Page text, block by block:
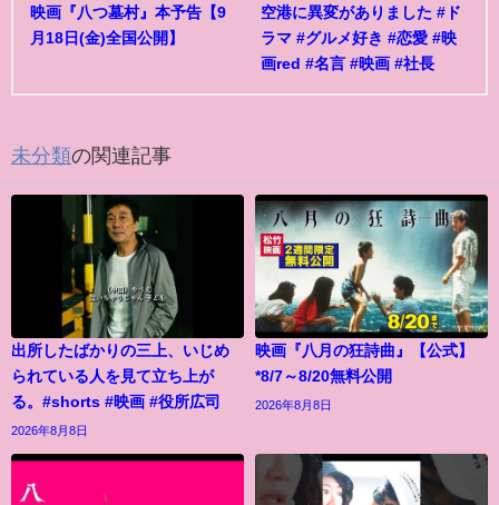
映画『八つ墓村』本予告【9
月18日(金)全国公開】
空港に異変がありました #ド
ラマ #グルメ好き #恋愛 #映
画red #名言 #映画 #社長
未分類の関連記事
出所したばかりの三上、いじめ
られている人を見て立ち上が
る。#shorts #映画 #役所広司
2026年8月8日
映画『八月の狂詩曲』【公式】
*8/7～8/20無料公開
2026年8月8日